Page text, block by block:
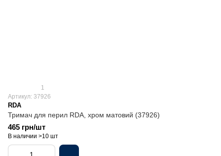
1
Артикул: 37926
RDA
Тримач для перил RDA, хром матовий (37926)
465 грн/шт
В наличии >10 шт